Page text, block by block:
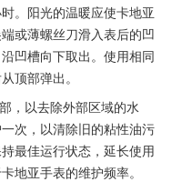
。阳光的温暖应使卡地亚
或薄螺丝刀滑入表后的凹
凹槽向下取出。使用相同
顶部弹出。
以去除外部区域的水
次，以清除旧的粘性油污
最佳运行状态，延长使用
地亚手表的维护频率。